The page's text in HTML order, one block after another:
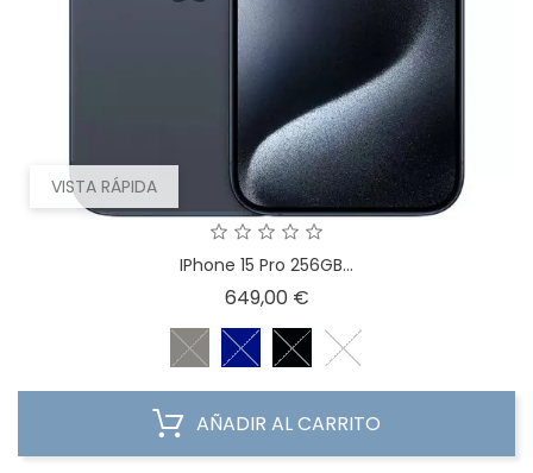
VISTA RÁPIDA
IPhone 15 Pro 256GB...
649,00 €Precio
AÑADIR AL CARRITO